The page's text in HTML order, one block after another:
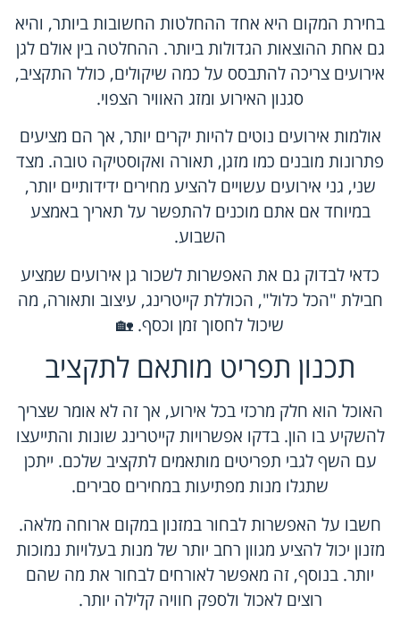
בחירת המקום היא אחד ההחלטות החשובות ביותר, והיא
גם אחת ההוצאות הגדולות ביותר. ההחלטה בין אולם לגן
אירועים צריכה להתבסס על כמה שיקולים, כולל התקציב,
סגנון האירוע ומזג האוויר הצפוי.
אולמות אירועים נוטים להיות יקרים יותר, אך הם מציעים
פתרונות מובנים כמו מזגן, תאורה ואקוסטיקה טובה. מצד
שני, גני אירועים עשויים להציע מחירים ידידותיים יותר,
במיוחד אם אתם מוכנים להתפשר על תאריך באמצע
השבוע.
כדאי לבדוק גם את האפשרות לשכור גן אירועים שמציע
חבילת "הכל כלול", הכוללת קייטרינג, עיצוב ותאורה, מה
שיכול לחסוך זמן וכסף. 🏡
תכנון תפריט מותאם לתקציב
האוכל הוא חלק מרכזי בכל אירוע, אך זה לא אומר שצריך
להשקיע בו הון. בדקו אפשרויות קייטרינג שונות והתייעצו
עם השף לגבי תפריטים מותאמים לתקציב שלכם. ייתכן
שתגלו מנות מפתיעות במחירים סבירים.
חשבו על האפשרות לבחור במזנון במקום ארוחה מלאה.
מזנון יכול להציע מגוון רחב יותר של מנות בעלויות נמוכות
יותר. בנוסף, זה מאפשר לאורחים לבחור את מה שהם
רוצים לאכול ולספק חוויה קלילה יותר.